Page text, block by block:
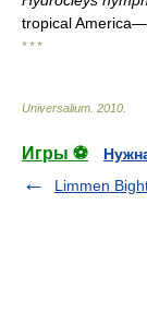
tropical
* * *
Universalium 2010
Игры ⚽
Limmen